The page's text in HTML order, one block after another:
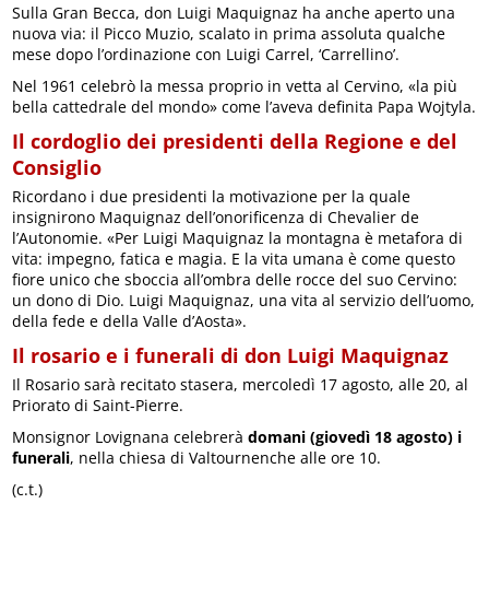
Sulla Gran Becca, don Luigi Maquignaz ha anche aperto una
nuova via: il Picco Muzio, scalato in prima assoluta qualche
mese dopo l’ordinazione con Luigi Carrel, ‘Carrellino’.
Nel 1961 celebrò la messa proprio in vetta al Cervino, «la più
bella cattedrale del mondo» come l’aveva definita Papa Wojtyla.
Il cordoglio dei presidenti della Regione e del
Consiglio
Ricordano i due presidenti la motivazione per la quale
insignirono Maquignaz dell’onorificenza di Chevalier de
l’Autonomie. «Per Luigi Maquignaz la montagna è metafora di
vita: impegno, fatica e magia. E la vita umana è come questo
fiore unico che sboccia all’ombra delle rocce del suo Cervino:
un dono di Dio. Luigi Maquignaz, una vita al servizio dell’uomo,
della fede e della Valle d’Aosta».
Il rosario e i funerali di don Luigi Maquignaz
Il Rosario sarà recitato stasera, mercoledì 17 agosto, alle 20, al
Priorato di Saint-Pierre.
Monsignor Lovignana celebreràdomani (giovedì 18 agosto) i
funerali, nella chiesa di Valtournenche alle ore 10.
(c.t.)